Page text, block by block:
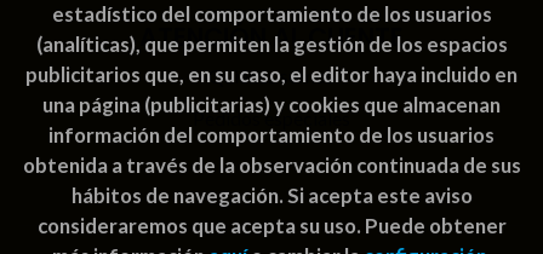
ATENCIÓN AL CLIENTE
Quiénes somos
Pedidos especiales
estadístico del comportamiento de los usuarios
(analíticas), que permiten la gestión de los espacios
publicitarios que, en su caso, el editor haya incluido en
una página (publicitarias) y cookies que almacenan
información del comportamiento de los usuarios
obtenida a través de la observación continuada de sus
hábitos de navegación. Si acepta este aviso
consideraremos que acepta su uso. Puede obtener